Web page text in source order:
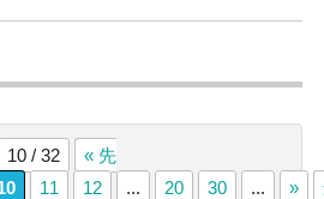
10 / 32
« 先
11 12 ... 20 30 ... »